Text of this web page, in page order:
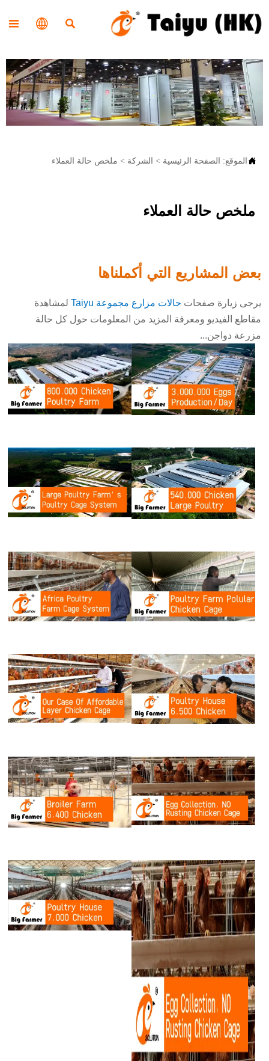



 الموقع: الصفحة الرئيسية > الشركة > ملخص حالة العملاء
ملخص حالة العملاء
بعض المشاريع التي أكملناها
يرجى زيارة صفحات حالات مزارع مجموعة Taiyu
لمشاهدة
مقاطع الفيديو ومعرفة المزيد من المعلومات حول كل حالة
مزرعة دواجن...